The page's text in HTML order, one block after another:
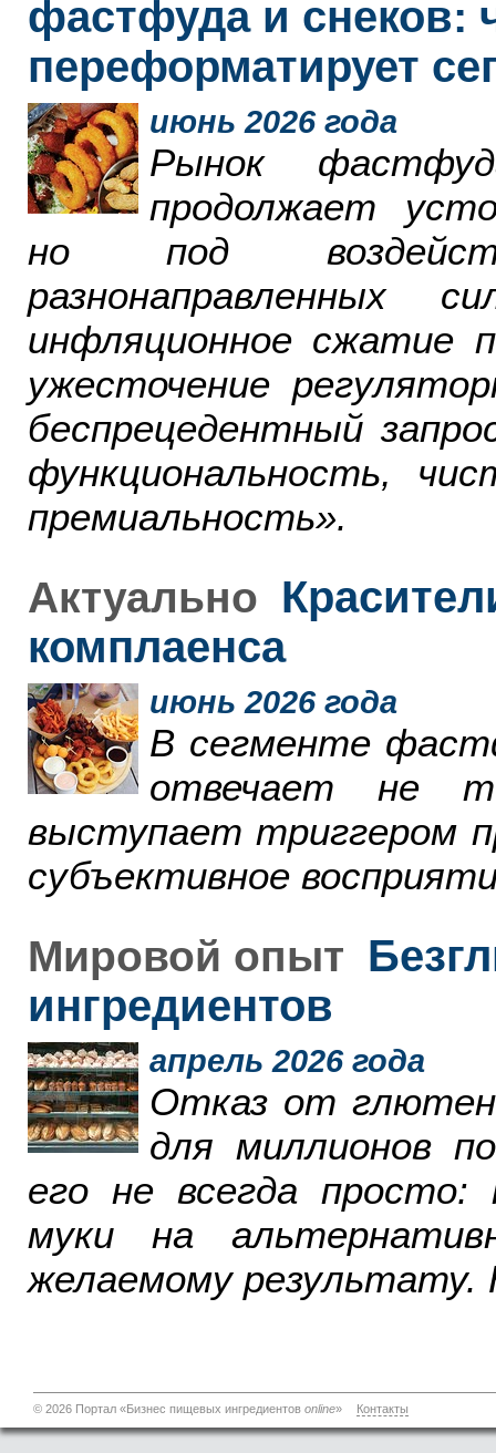
фастфуда и снеков:
переформатирует
июнь 2026 года
Рынок
продолжает
но под
инфляционное сжатие
ужесточение
беспрецедентный
функциональность,
премиальность».
Актуально
комплаенса
июнь 2026 года
В сегменте
отвечает не
выступает триггером
субъективное
Мировой опыт
ингредиентов
апрель 2026 года
Отказ от
для миллионов
его не всегда просто:
муки на
желаемому результату.
© 2026 Портал «Бизнес пищевых ингредиентов online» Контакты